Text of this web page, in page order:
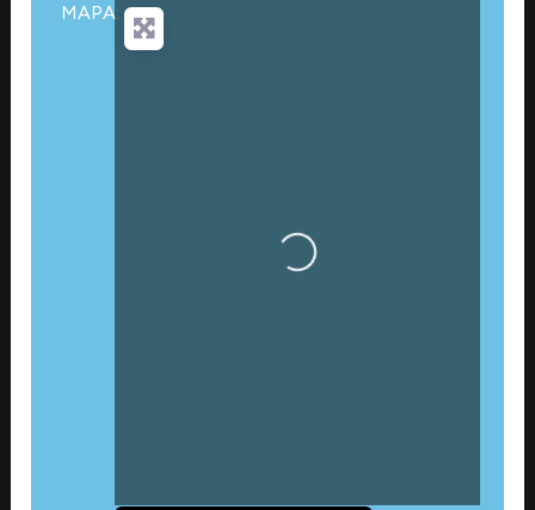
MAPA:
Cargando…